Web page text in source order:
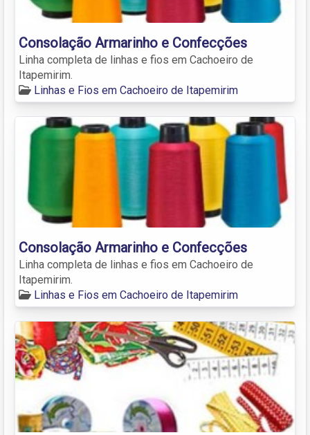
Consolação Armarinho e Confecções
Linha completa de linhas e fios em Cachoeiro de
Itapemirim.
Linhas e Fios em Cachoeiro de Itapemirim
Consolação Armarinho e Confecções
Linha completa de linhas e fios em Cachoeiro de
Itapemirim.
Linhas e Fios em Cachoeiro de Itapemirim